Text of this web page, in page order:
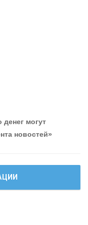
для того, чтобы
- «Интервью»
денег могут
новостей»